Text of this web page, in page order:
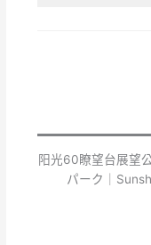
阳光60瞭望台展望
パーク｜